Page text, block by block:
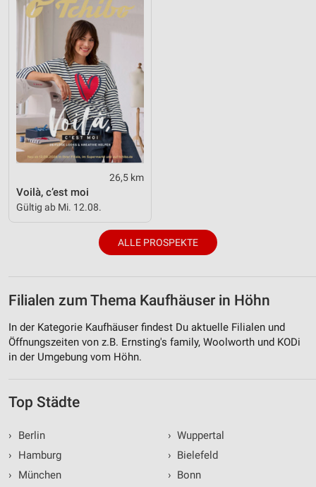
26,5 km
Voilà, c’est moi
Gültig ab Mi. 12.08.
ALLE PROSPEKTE
Filialen zum Thema Kaufhäuser in Höhn
In der Kategorie Kaufhäuser findest Du aktuelle Filialen und
Öffnungszeiten von z.B. Ernsting's family, Woolworth und KODi
in der Umgebung vom Höhn.
Top Städte
›
Berlin
›
Hamburg
›
München
› Wuppertal
› Bielefeld
› Bonn